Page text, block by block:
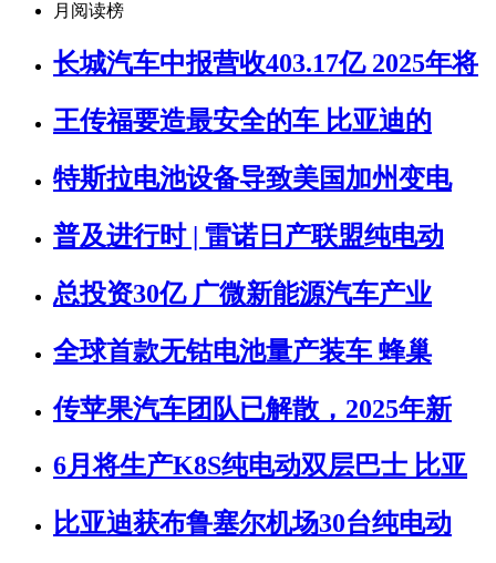
月阅读榜
长城汽车中报营收403.17亿 2025年将
王传福要造最安全的车 比亚迪的
特斯拉电池设备导致美国加州变电
普及进行时 | 雷诺日产联盟纯电动
总投资30亿 广微新能源汽车产业
全球首款无钴电池量产装车 蜂巢
传苹果汽车团队已解散，2025年新
6月将生产K8S纯电动双层巴士 比亚
比亚迪获布鲁塞尔机场30台纯电动